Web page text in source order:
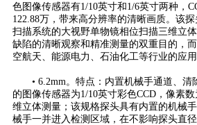
色图像传感器有1/10英寸和1/6英寸两种，
122.88万，带来高分辨率的清晰画质。该
扫描系统的大视野单物镜相位扫描三维立
缺陷的清晰观察和精准测量的双重目的，
空航天、能源电力、石油化工等行业的应用
• 6.2mm。特点：内置机械手通道、
的图像传感器为1/10英寸彩色CCD，像素
维立体测量；该规格探头具有内置的机械
械手一并进入检测区域，在不影响探头直